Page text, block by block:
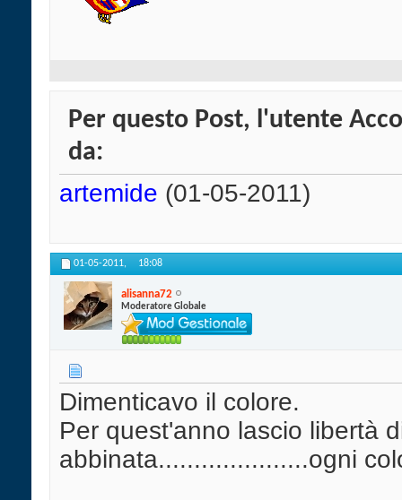
Per questo Post, l'utente
da:
artemide (01-05-2011)
01-05-2011, 18:08
alisanna72
Moderatore Globale
Dimenticavo il colore.
Per quest'anno lascio libertà
abbinata.....................ogni